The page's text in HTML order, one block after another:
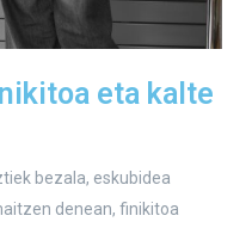
eta kalte
bezala, eskubidea
denean, finikitoa